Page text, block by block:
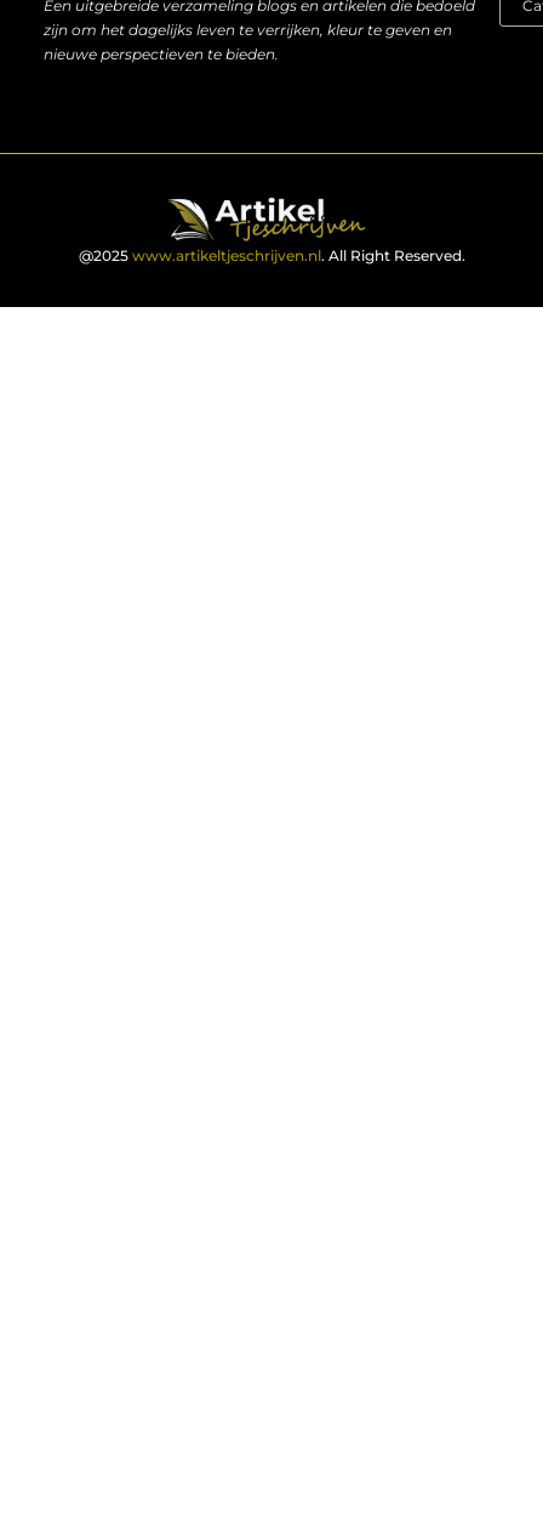
Een uitgebreide verzameling blogs en artikelen die bedoeld
zijn om het dagelijks leven te verrijken, kleur te geven en
nieuwe perspectieven te bieden.
@2025 www.artikeltjeschrijven.nl. All Right Reserved.